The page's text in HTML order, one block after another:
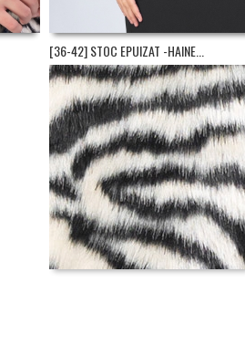
[36-42] STOC EPUIZAT -HAINE...